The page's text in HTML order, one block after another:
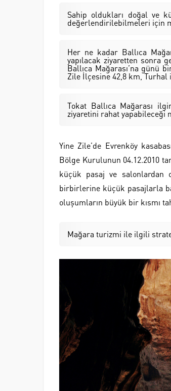
Sahip oldukları doğal ve
değerlendirilebilmeleri için
Her ne kadar Ballıca
yapılacak ziyaretten sonra
Ballıca Mağarası’na günü
Zile İlçesine 42,8 km, Turhal
Tokat Ballıca Mağarası
ziyaretini rahat yapabileceği
Yine Zile’de Evrenköy
Bölge Kurulunun 04.12.2010
küçük pasaj ve salonlardan
birbirlerine küçük pasajlarla
oluşumların büyük bir kısmı
Mağara turizmi ile ilgili